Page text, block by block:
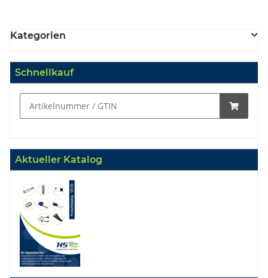
Kategorien
Schnellkauf
Aktueller Katalog